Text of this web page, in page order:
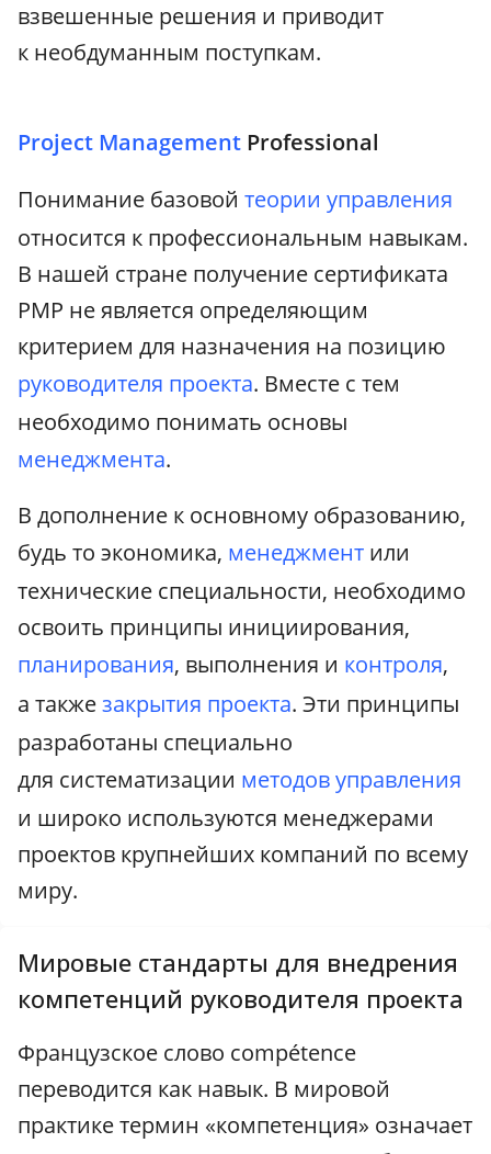
взвешенные решения и приводит
к необдуманным поступкам.
Project Management Professional
Понимание базовой теории управления
относится к профессиональным навыкам.
В нашей стране получение сертификата
PMP не является определяющим
критерием для назначения на позицию
руководителя проекта. Вместе с тем
необходимо понимать основы
менеджмента.
В дополнение к основному образованию,
будь то экономика, менеджмент или
технические специальности, необходимо
освоить принципы инициирования,
планирования, выполнения и контроля,
а такжезакрытия проекта. Эти принципы
разработаны специально
для систематизации методов управления
и широко используются менеджерами
проектов крупнейших компаний по всему
миру.
Мировые стандарты для внедрения
компетенций руководителя проекта
Французское слово compétence
переводится как навык. В мировой
практике термин «компетенция» означает